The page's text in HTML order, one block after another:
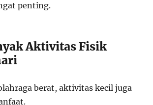
penting.
Aktivitas Fisik
berat, aktivitas kecil juga